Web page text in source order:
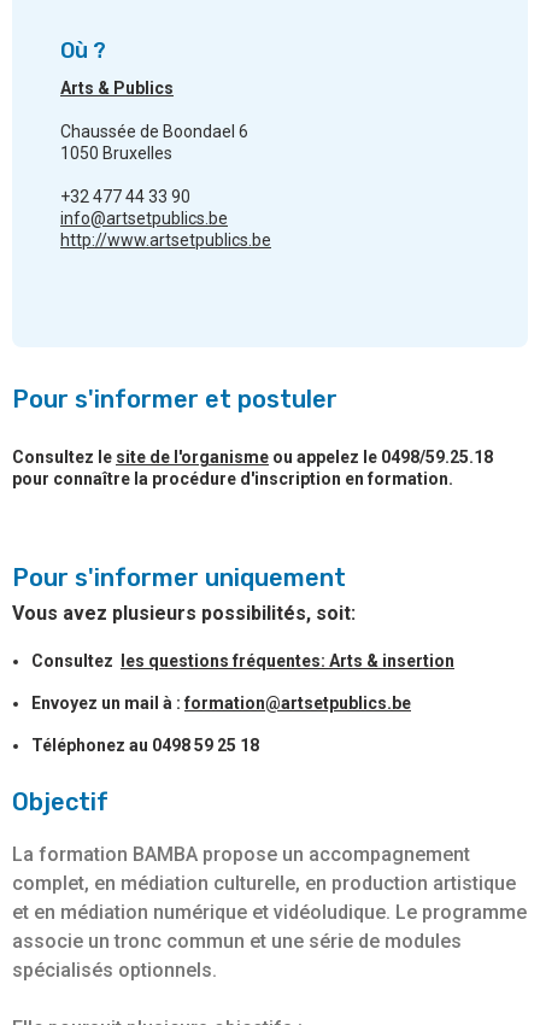
Objectif
La formation BAMBA propose un accompagnement
complet, en médiation culturelle, en production artistique
et en médiation numérique et vidéoludique. Le programme
associe un tronc commun et une série de modules
spécialisés optionnels.
Où ?
Arts & Publics
Chaussée de Boondael 6
1050 Bruxelles
+32 477 44 33 90
info@artsetpublics.be
http://www.artsetpublics.be
Pour s'informer et postuler
Consultez le site de l'organisme ou appelez le 0498/59.25.18
pour connaître la procédure d'inscription en formation.
Pour s'informer uniquement
Vous avez plusieurs possibilités, soit:
Consultez les questions fréquentes: Arts & insertion
Envoyez un mail à : formation@artsetpublics.be
Téléphonez au 0498 59 25 18